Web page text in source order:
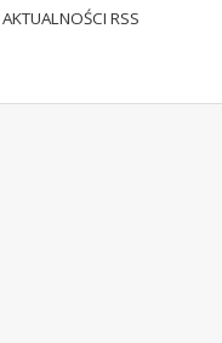
AKTUALNOŚCI RSS